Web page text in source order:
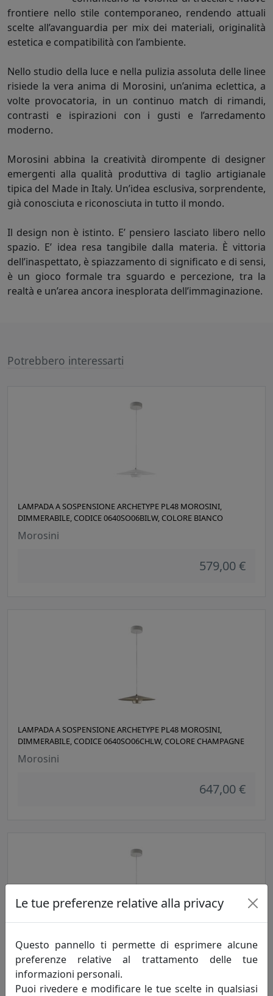
frontiere nello stile contemporaneo, rendendo attuali
scelte all’avanguardia per mix dei materiali, originalità
estetica e compatibilità con l’ambiente.
Nello studio della luce e nella pulizia assoluta delle linee
risiede la vera anima di Morosini, un’anima eclettica, a
volte provocatoria, in un continuo match di rimandi,
contrasti e ispirazioni con i gusti e l’arredamento
moderno.
Morosini abbina la creatività dirompente di designer
emergenti alla qualità produttiva di taglio artigianale
tipica del Made in Italy. Un’idea esclusiva, sorprendente,
già conosciuta e riconosciuta in tutto il mondo.
Il design non è istinto. E’ pensiero lasciato libero nello
spazio. E’ idea resa tangibile dalla materia. È vittoria
dell’inaspettato, è spiazzamento di significato e di sensi,
è un gioco formale tra sguardo e percezione, tra la
realtà e un’area ancora inesplorata dell’immaginazione.
Potrebbero interessarti
LAMPADA A SOSPENSIONE ARCHETYPE PL48 MOROSINI,
DIMMERABILE, CODICE 0640SO06BILW, COLORE BIANCO
Morosini
579,00 €
LAMPADA A SOSPENSIONE ARCHETYPE PL48 MOROSINI,
DIMMERABILE, CODICE 0640SO06CHLW, COLORE CHAMPAGNE
Morosini
647,00 €
LAMPADA A SOSPENSIONE ARCHETYPE PL48 MOROSINI,
DIMMERABILE, CODICE 0640SO06NELW, COLORE NERO
Morosini
Le tue preferenze relative alla privacy
Questo pannello ti permette di esprimere alcune
preferenze relative al trattamento delle tue
informazioni personali.
Puoi rivedere e modificare le tue scelte in qualsiasi